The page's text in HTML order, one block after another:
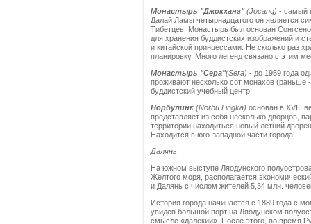
Монастырь "Джокханг"(Jocang) - самый
Далай Ламы четырнадцатого он является
Тибетцев. Монастырь был основан
для хранения буддистских изображений и
и китайской принцессами. Не сколько раз
планировку. Много легенд связано с этим
Монастырь "Сера"(Sera) - до 1959 года
проживают несколько сот монахов (раньше
буддистский учебный центр.
Норбулинк (Norbu Lingka) основан в XVIII
представляет из себя несколько дворцов,
территории находиться новый летний
Находится в юго-западной части города.
Далянь
На южном выступе Ляодунского
Желтого моря, располагается
и Далянь с числом жителей 5,34 млн.
История города начинается с 1889 года с
увидев большой порт на Ляодунском
смысле «далекий». После этого, во время